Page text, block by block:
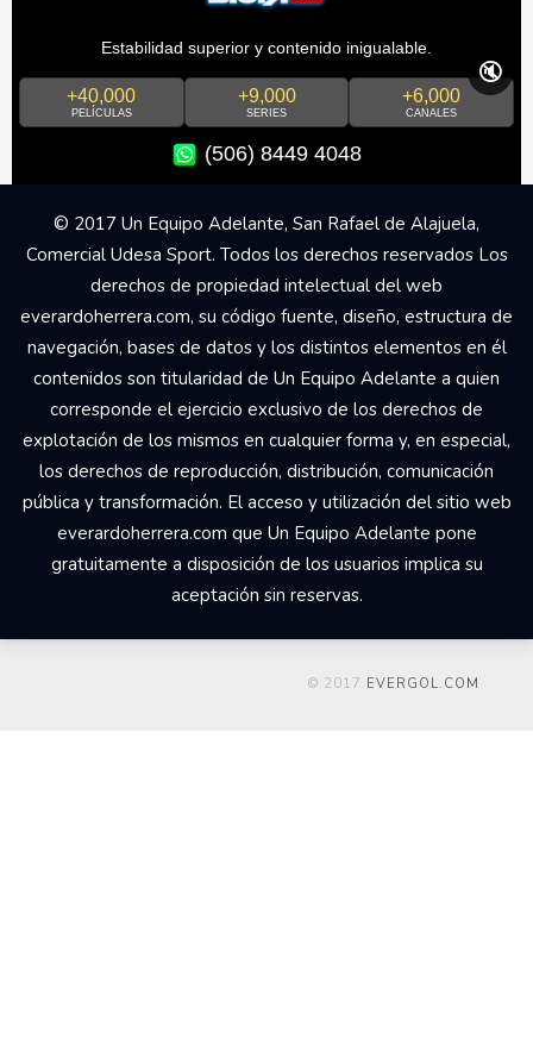
Estabilidad superior y contenido inigualable.
+40,000
PELÍCULAS
+9,000
SERIES
+6,000
CANALES
(506) 8449 4048
🔇
© 2017 Un Equipo Adelante, San Rafael de Alajuela,
Comercial Udesa Sport. Todos los derechos reservados Los
derechos de propiedad intelectual del web
everardoherrera.com, su código fuente, diseño, estructura de
navegación, bases de datos y los distintos elementos en él
contenidos son titularidad de Un Equipo Adelante a quien
corresponde el ejercicio exclusivo de los derechos de
explotación de los mismos en cualquier forma y, en especial,
los derechos de reproducción, distribución, comunicación
pública y transformación. El acceso y utilización del sitio web
everardoherrera.com que Un Equipo Adelante pone
gratuitamente a disposición de los usuarios implica su
aceptación sin reservas.
© 2017 EVERGOL.COM